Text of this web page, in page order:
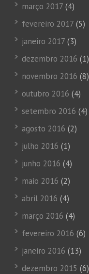
março 2017 (4)
fevereiro 2017 (5)
janeiro 2017 (3)
dezembro 2016 (1)
novembro 2016 (8)
outubro 2016 (4)
setembro 2016 (4)
agosto 2016 (2)
julho 2016 (1)
junho 2016 (4)
maio 2016 (2)
abril 2016 (4)
março 2016 (4)
fevereiro 2016 (6)
janeiro 2016 (13)
dezembro 2015 (6)